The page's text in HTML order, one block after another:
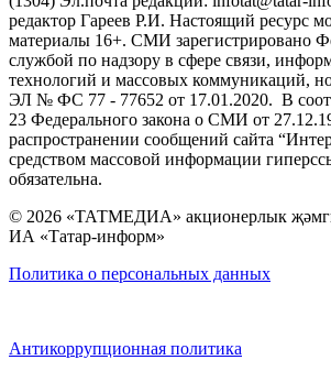
редактор Гареев Р.И. Настоящий ресурс
материалы 16+. СМИ зарегистрировано
службой по надзору в сфере связи,
технологий и массовых коммуникаций,
ЭЛ № ФС 77 - 77652 от 17.01.2020. В
23 Федерального закона о СМИ от
распространении сообщений сайта
средством массовой информации
обязательна.
© 2026 «ТАТМЕДИА» акционерлык
ИА «Татар-информ»
Политика о персональных данных
Антикоррупционная политика